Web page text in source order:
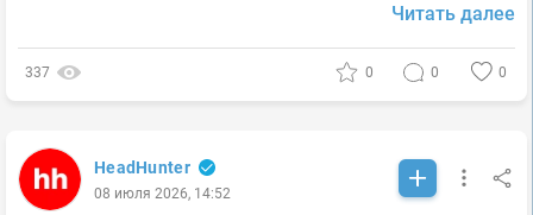
Читать далее
337 0 0 0
HeadHunter
08 июля 2026, 14:52